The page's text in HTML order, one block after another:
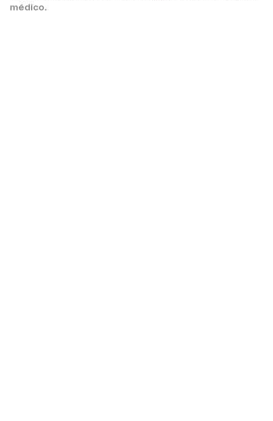
médico.